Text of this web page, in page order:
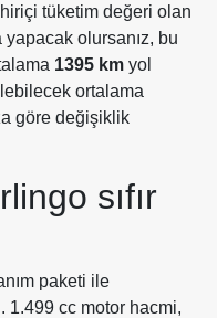
tüketim değeri olan
olursanız, bu
1395 km yol
ortalama
göre değişiklik
sıfır
paketi ile
1.499 cc motor hacmi,